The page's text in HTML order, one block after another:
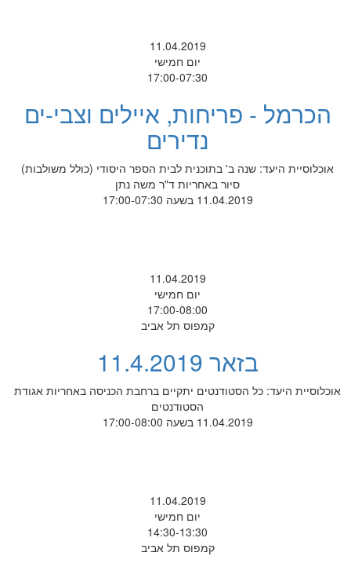
11.04.2019
יום חמישי
17:00-07:30
הכרמל - פריחות, איילים וצבי-ים
נדירים
אוכלוסיית היעד: שנה ב' בתוכנית לבית הספר היסודי (כולל משולבות)
סיור באחריות ד"ר משה נתן
11.04.2019 בשעה 17:00-07:30
11.04.2019
יום חמישי
17:00-08:00
קמפוס תל אביב
בזאר 11.4.2019
אוכלוסיית היעד: כל הסטודנטים יתקיים ברחבת הכניסה באחריות אגודת
הסטודנטים
11.04.2019 בשעה 17:00-08:00
11.04.2019
יום חמישי
14:30-13:30
קמפוס תל אביב